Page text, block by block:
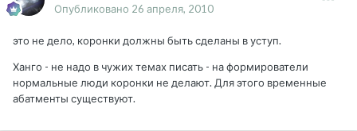
Опубликовано 26 апреля, 2010
это не дело, коронки должны быть сделаны в уступ.
Ханго - не надо в чужих темах писать - на формирователи
нормальные люди коронки не делают. Для этого временные
абатменты существуют.